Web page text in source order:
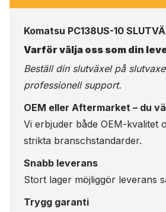
Komatsu PC138US-10
Varför välja oss som din
Beställ din slutväxel på
professionell support.
OEM eller Aftermarket – du
Vi erbjuder både OEM-kvalitet
strikta branschstandarder.
Snabb leverans
Stort lager möjliggör leverans
Trygg garanti